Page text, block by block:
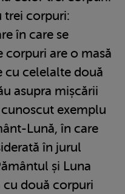
trei corpuri:
în care se
corpuri are o masă
cu celelalte două
asupra mișcării
exemplu
Lună, în care
în jurul
și Luna
cu două corpuri